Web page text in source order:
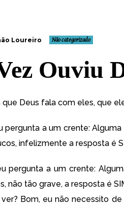
Loureiro Não categorizado
Ouviu
Deus fala com eles, que
pergunta a um crente: Alguma
infelizmente a resposta é
pergunta a um crente:
não tão grave, a resposta é
Bom, eu não necessito